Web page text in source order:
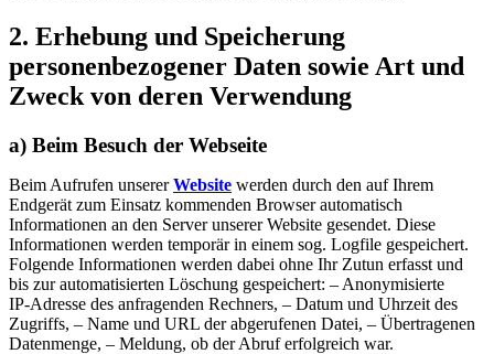
2. Erhebung und Speicherung
personenbezogener Daten sowie Art und
Zweck von deren Verwendung
a) Beim Besuch der Webseite
Beim Aufrufen unserer Website werden durch den auf Ihrem
Endgerät zum Einsatz kommenden Browser automatisch
Informationen an den Server unserer Website gesendet. Diese
Informationen werden temporär in einem sog. Logfile gespeichert.
Folgende Informationen werden dabei ohne Ihr Zutun erfasst und
bis zur automatisierten Löschung gespeichert: – Anonymisierte
IP‑Adresse des anfragenden Rechners, – Datum und Uhrzeit des
Zugriffs, – Name und URL der abgerufenen Datei, – Übertragenen
Datenmenge, – Meldung, ob der Abruf erfolgreich war.